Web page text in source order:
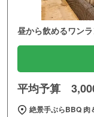
昼から飲めるワン
平均予算
絶景手ぶらBBQ 肉